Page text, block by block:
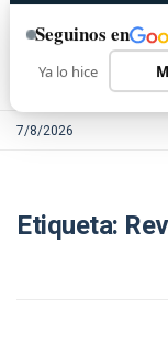
7/8/2026
Etiqueta:
Seguinos en
Ya lo hice